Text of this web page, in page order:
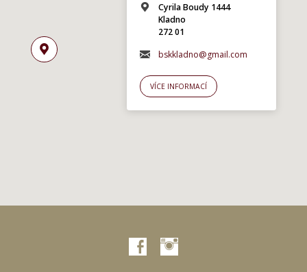
Cyrila Boudy 1444
Kladno
272 01
bskkladno@gmail.com
VÍCE INFORMACÍ